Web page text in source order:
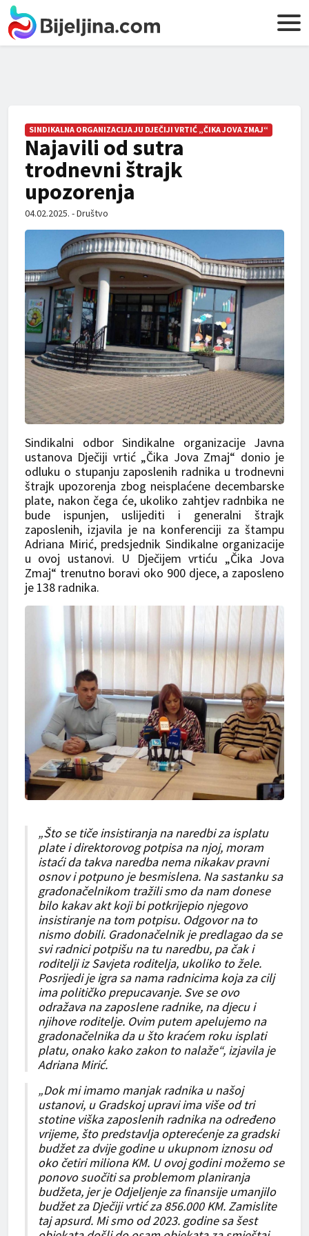
SINDIKALNA ORGANIZACIJA JU DJEČIJI VRTIĆ „ČIKA JOVA ZMAJ“
Najavili od sutra
trodnevni štrajk
upozorenja
04.02.2025. - Društvo
Sindikalni odbor Sindikalne organizacije Javna
ustanova Dječiji vrtić „Čika Jova Zmaj“ donio je
odluku o stupanju zaposlenih radnika u trodnevni
štrajk upozorenja zbog neisplaćene decembarske
plate, nakon čega će, ukoliko zahtjev radnbika ne
bude ispunjen, uslijediti i generalni štrajk
zaposlenih, izjavila je na konferenciji za štampu
Adriana Mirić, predsjednik Sindikalne organizacije
u ovoj ustanovi. U Dječijem vrtiću „Čika Jova
Zmaj“ trenutno boravi oko 900 djece, a zaposleno
je 138 radnika.
„Što se tiče insistiranja na naredbi za isplatu
plate i direktorovog potpisa na njoj, moram
istaći da takva naredba nema nikakav pravni
osnov i potpuno je besmislena. Na sastanku sa
gradonačelnikom tražili smo da nam donese
bilo kakav akt koji bi potkrijepio njegovo
insistiranje na tom potpisu. Odgovor na to
nismo dobili. Gradonačelnik je predlagao da se
svi radnici potpišu na tu naredbu, pa čak i
roditelji iz Savjeta roditelja, ukoliko to žele.
Posrijedi je igra sa nama radnicima koja za cilj
ima političko prepucavanje. Sve se ovo
odražava na zaposlene radnike, na djecu i
njihove roditelje. Ovim putem apelujemo na
gradonačelnika da u što kraćem roku isplati
platu, onako kako zakon to nalaže“, izjavila je
Adriana Mirić.
„Dok mi imamo manjak radnika u našoj
ustanovi, u Gradskoj upravi ima više od tri
stotine viška zaposlenih radnika na određeno
vrijeme, što predstavlja opterećenje za gradski
budžet za dvije godine u ukupnom iznosu od
oko četiri miliona KM. U ovoj godini možemo se
ponovo suočiti sa problemom planiranja
budžeta, jer je Odjeljenje za finansije umanjilo
budžet za Dječiji vrtić za 856.000 KM. Zamislite
taj apsurd. Mi smo od 2023. godine sa šest